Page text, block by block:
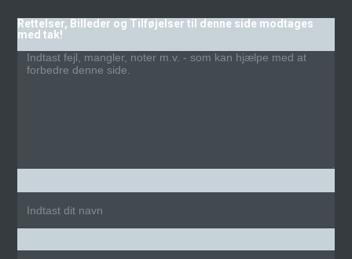
Rettelser, Billeder og Tilføjelser til denne side modtages
med tak!